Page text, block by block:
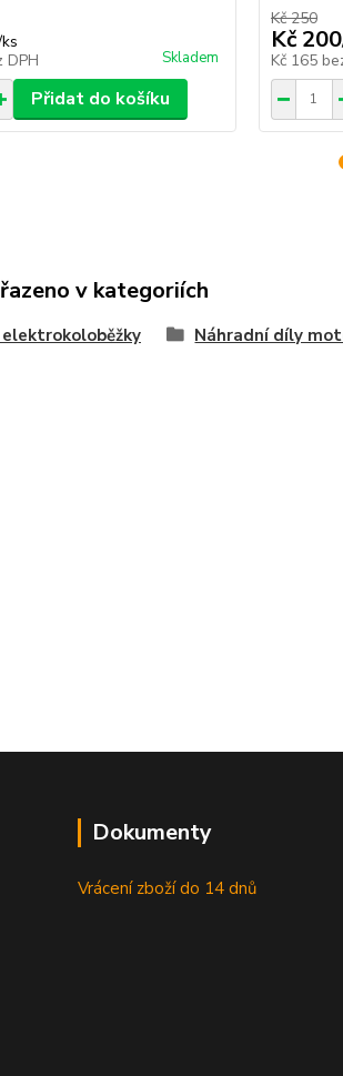
ks
DPH Skladem
Přidat do košíku
Kč 250
Kč 200
Kč 165
v kategoriích
Náhradní díly
Dokumenty
Vrácení zboží do 14 dnů